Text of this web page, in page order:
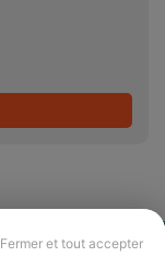
Fermer et tout accepter